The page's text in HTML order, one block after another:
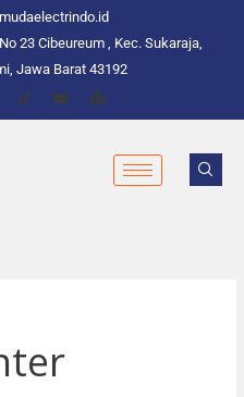
23 Cibeureum , Kec. Sukaraja,
Jawa Barat 43192